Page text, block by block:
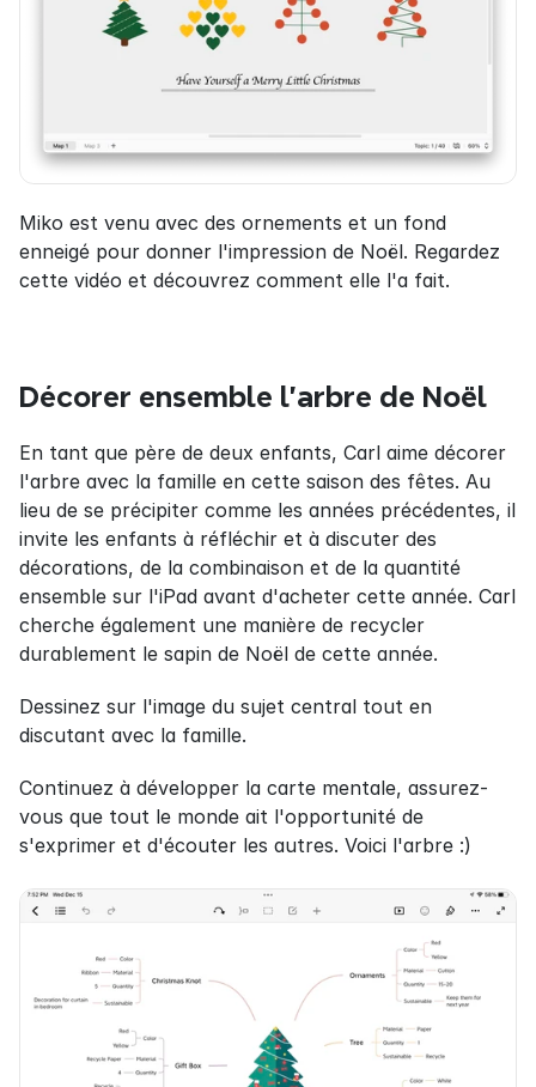
Miko est venu avec des ornements et un fond
enneigé pour donner l'impression de Noël. Regardez
cette vidéo et découvrez comment elle l'a fait.
Décorer ensemble l'arbre de Noël
En tant que père de deux enfants, Carl aime décorer
l'arbre avec la famille en cette saison des fêtes. Au
lieu de se précipiter comme les années précédentes, il
invite les enfants à réfléchir et à discuter des
décorations, de la combinaison et de la quantité
ensemble sur l'iPad avant d'acheter cette année. Carl
cherche également une manière de recycler
durablement le sapin de Noël de cette année.
Dessinez sur l'image du sujet central tout en
discutant avec la famille.
Continuez à développer la carte mentale, assurez-
vous que tout le monde ait l'opportunité de
s'exprimer et d'écouter les autres. Voici l'arbre :)